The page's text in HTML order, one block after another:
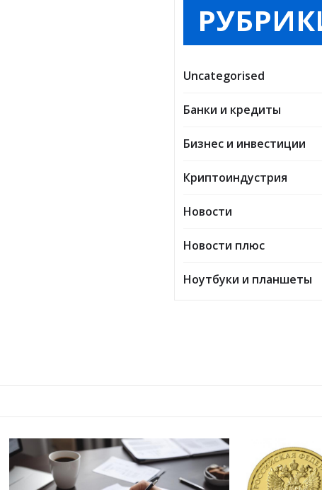
Uncategorised
Банки и кредиты
Бизнес и инвестиции
Криптоиндустрия
Новости
Новости плюс
Ноутбуки и планшеты